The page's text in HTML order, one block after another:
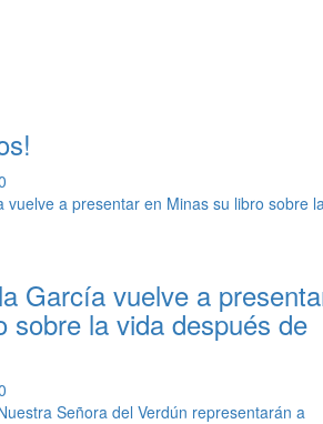
García vuelve a
sobre la vida después de